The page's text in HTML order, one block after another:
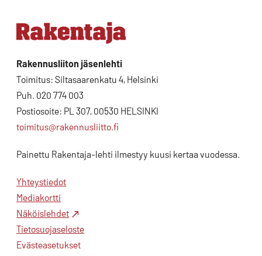
Rakennusliiton jäsenlehti
Toimitus: Siltasaarenkatu 4, Helsinki
Puh. 020 774 003
Postiosoite: PL 307, 00530 HELSINKI
toimitus@rakennusliitto.fi
Painettu Rakentaja-lehti ilmestyy kuusi kertaa vuodessa.
Yhteystiedot
Mediakortti
Näköislehdet
Tietosuojaseloste
Evästeasetukset